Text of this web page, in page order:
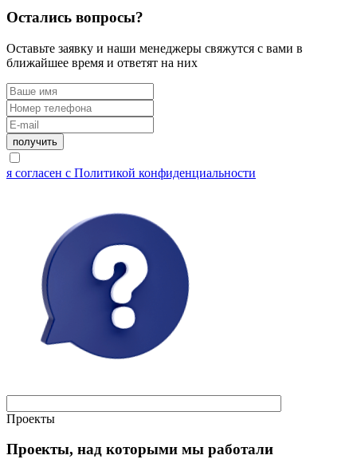
Остались вопросы?
Оставьте заявку и наши менеджеры свяжутся с вами в
ближайшее время и ответят на них
я согласен с Политикой конфиденциальности
Проекты
Проекты, над которыми мы работали